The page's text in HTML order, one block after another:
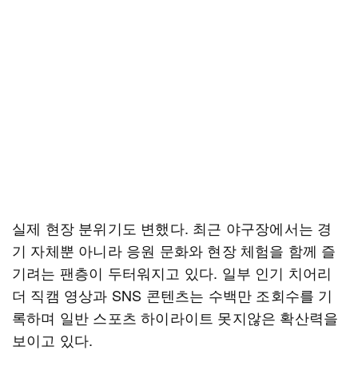
실제 현장 분위기도 변했다. 최근 야구장에서는 경
기 자체뿐 아니라 응원 문화와 현장 체험을 함께 즐
기려는 팬층이 두터워지고 있다. 일부 인기 치어리
더 직캠 영상과 SNS 콘텐츠는 수백만 조회수를 기
록하며 일반 스포츠 하이라이트 못지않은 확산력을
보이고 있다.